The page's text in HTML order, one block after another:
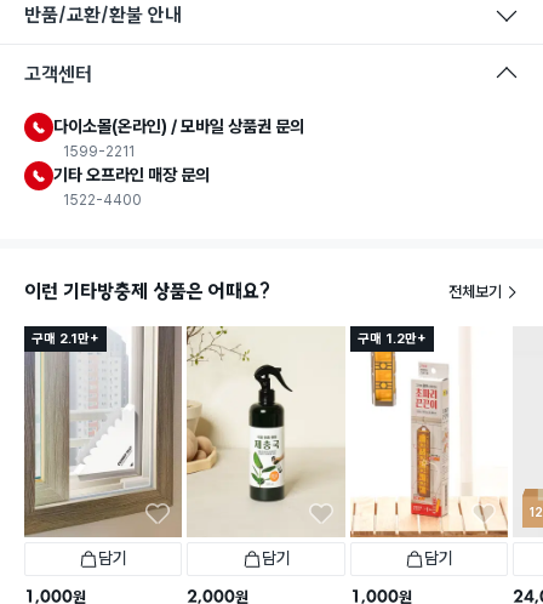
반품/교환/환불 안내
고객센터
다이소몰(온라인) / 모바일 상품권 문의
1599-2211
기타 오프라인 매장 문의
1522-4400
이런 기타방충제 상품은 어때요? 전체보기
구매 2.1만+
담기
1,000원
담기
2,000원
구매 1.2만+
담기
1,000원